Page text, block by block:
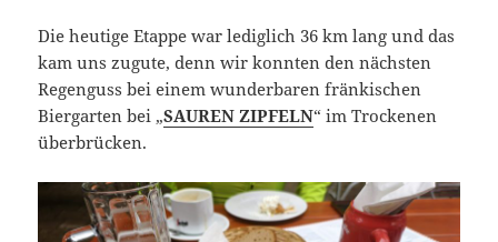
Die heutige Etappe war lediglich 36 km lang und das
kam uns zugute, denn wir konnten den nächsten
Regenguss bei einem wunderbaren fränkischen
Biergarten bei „SAUREN ZIPFELN“ im Trockenen
überbrücken.